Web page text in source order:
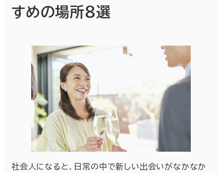
すめの場所８選
社会人になると、日常の中で新しい出会いがなかなか